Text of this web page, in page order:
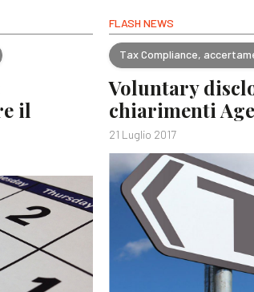
il
FLASH NEWS
Tax Compliance,
Voluntary
chiarimenti
21 Luglio 2017